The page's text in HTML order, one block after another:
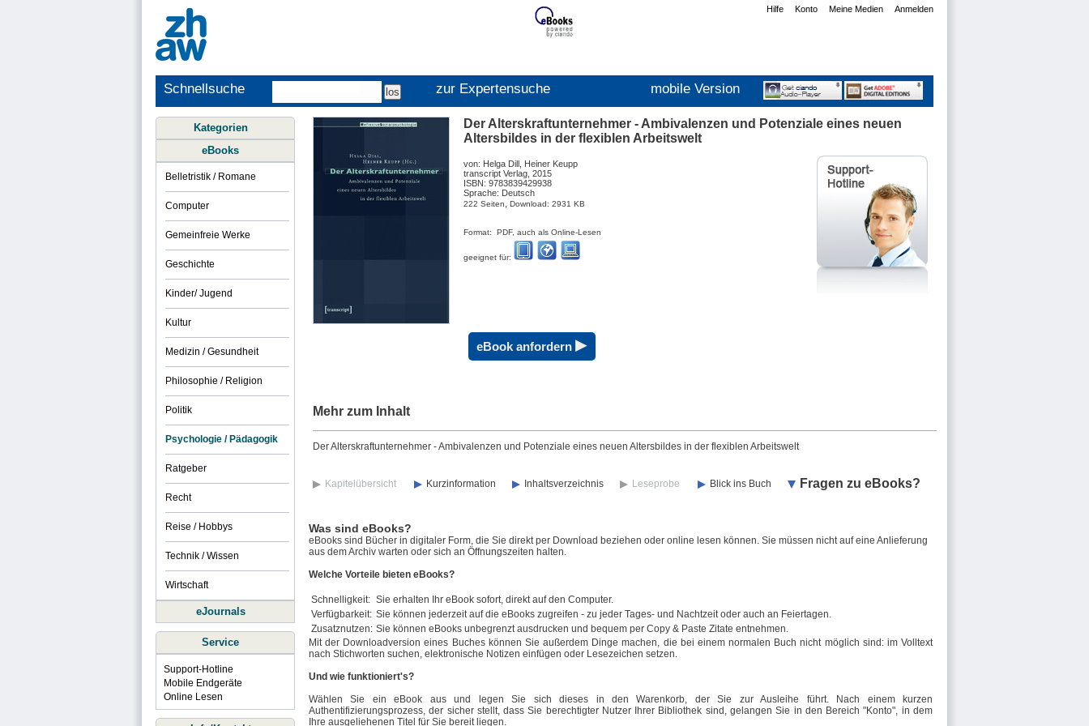
Anmelden
Meine Medien
Konto
Hilfe
Schnellsuche zur Expertensuche mobile Version
Der Alterskraftunternehmer - Ambivalenzen und Potenziale eines neuen
Altersbildes in der flexiblen Arbeitswelt
von: Helga Dill, Heiner Keupp
transcript Verlag, 2015
ISBN: 9783839429938
Sprache: Deutsch
222 Seiten, Download: 2931 KB
Format: PDF, auch als Online-Lesen
geeignet für:
eBook anfordern ▸
Mehr zum Inhalt
Der Alterskraftunternehmer - Ambivalenzen und Potenziale eines neuen Altersbildes in der flexiblen Arbeitswelt
Kapitelübersicht Kurzinformation Inhaltsverzeichnis Leseprobe Blick ins Buch Fragen zu eBooks?
Was sind eBooks?
eBooks sind Bücher in digitaler Form, die Sie direkt per Download beziehen oder online lesen können. Sie müssen nicht auf eine Anlieferung
aus dem Archiv warten oder sich an Öffnungszeiten halten.
Welche Vorteile bieten eBooks?
Schnelligkeit: Sie erhalten Ihr eBook sofort, direkt auf den Computer.
Verfügbarkeit: Sie können jederzeit auf die eBooks zugreifen - zu jeder Tages- und Nachtzeit oder auch an Feiertagen.
Zusatznutzen: Sie können eBooks unbegrenzt ausdrucken und bequem per Copy & Paste Zitate entnehmen.
Mit der Downloadversion eines Buches können Sie außerdem Dinge machen, die bei einem normalen Buch nicht möglich sind: im Volltext
nach Stichworten suchen, elektronische Notizen einfügen oder Lesezeichen setzen.
Und wie funktioniert's?
Wählen Sie ein eBook aus und legen Sie sich dieses in den Warenkorb, der Sie zur Ausleihe führt. Nach einem kurzen
Authentifizierungsprozess, der sicher stellt, dass Sie berechtigter Nutzer Ihrer Bibliothek sind, gelangen Sie in den Bereich "Konto", in dem
Ihre ausgeliehenen Titel für Sie bereit liegen.
Kategorien
eBooks
Belletristik / Romane
Computer
Gemeinfreie Werke
Geschichte
Kinder/ Jugend
Kultur
Medizin / Gesundheit
Philosophie / Religion
Politik
Psychologie / Pädagogik
Ratgeber
Recht
Reise / Hobbys
Technik / Wissen
Wirtschaft
eJournals
Service
Support-Hotline
Mobile Endgeräte
Online Lesen